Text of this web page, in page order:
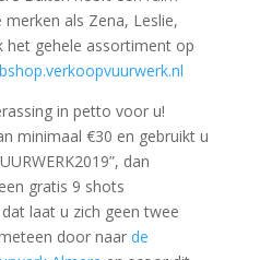
als Zena, Leslie,
het gehele assortiment op
in petto voor u!
minimaal €30 en gebruikt u
dan
gratis 9 shots
laat u zich geen twee
door naar de